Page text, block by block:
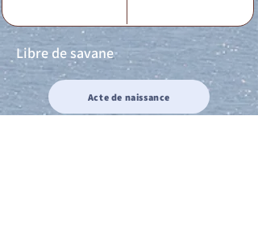
Libre de savane
Acte de naissance